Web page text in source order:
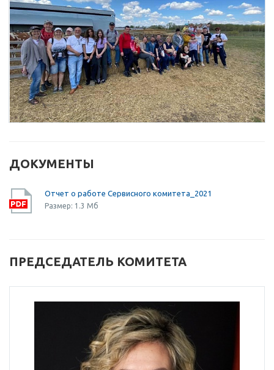
ДОКУМЕНТЫ
Отчет о работе Сервисного комитета_2021
Размер: 1.3 Мб
ПРЕДСЕДАТЕЛЬ КОМИТЕТА